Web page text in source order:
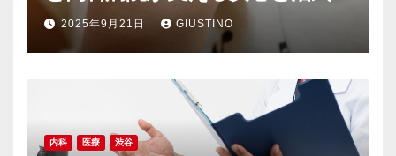
裏側
2025年9月21日 GIUSTINO
内科 医療 渋谷